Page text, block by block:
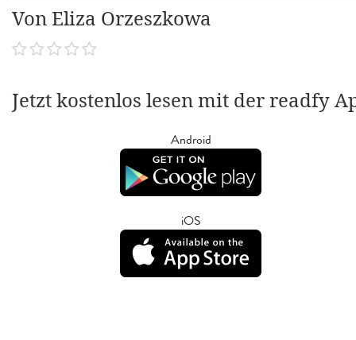
Von Eliza Orzeszkowa
Jetzt kostenlos lesen mit der readfy
Android
iOS